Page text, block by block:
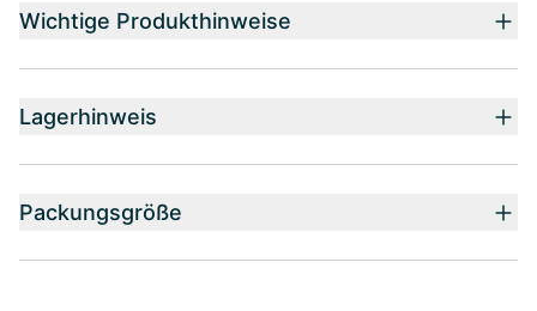
Wichtige Produkthinweise
Lagerhinweis
Packungsgröße